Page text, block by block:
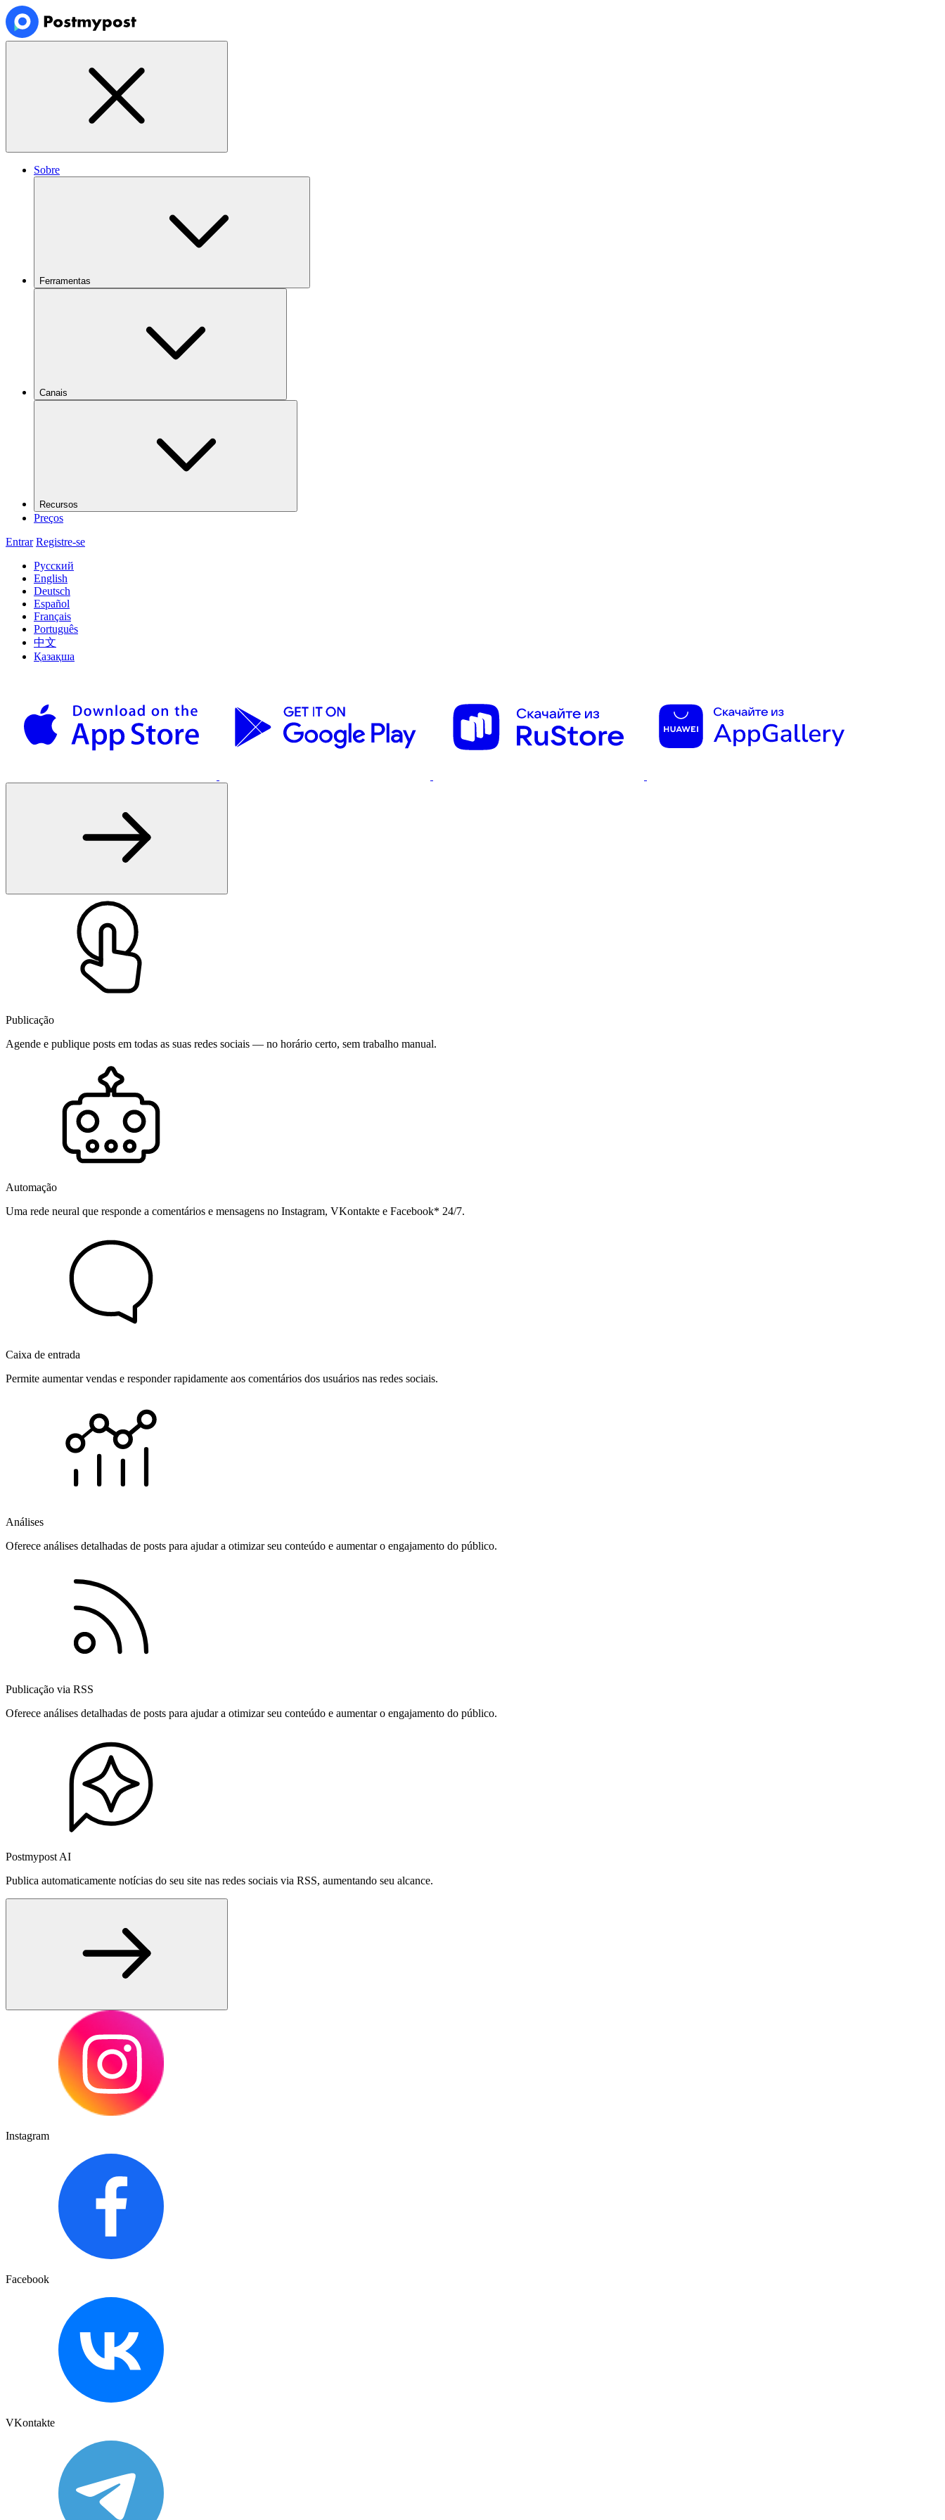
Sobre
Ferramentas
Canais
Recursos
Preços
Entrar Registre-se
Русский
English
Deutsch
Español
Français
Português
中文
Қазақша
Publicação
Agende e publique posts em todas as suas redes sociais — no horário certo, sem trabalho manual.
Automação
Uma rede neural que responde a comentários e mensagens no Instagram, VKontakte e Facebook* 24/7.
Caixa de entrada
Permite aumentar vendas e responder rapidamente aos comentários dos usuários nas redes sociais.
Análises
Oferece análises detalhadas de posts para ajudar a otimizar seu conteúdo e aumentar o engajamento do público.
Publicação via RSS
Oferece análises detalhadas de posts para ajudar a otimizar seu conteúdo e aumentar o engajamento do público.
Postmypost AI
Publica automaticamente notícias do seu site nas redes sociais via RSS, aumentando seu alcance.
Instagram
Facebook
VKontakte